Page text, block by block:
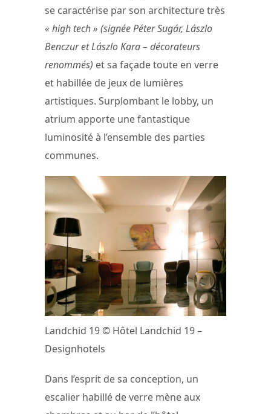
se caractérise par son architecture très
« high tech » (signée Péter Sugár, Lászlo
Benczur et Lászlo Kara – décorateurs
renommés) et sa façade toute en verre
et habillée de jeux de lumières
artistiques. Surplombant le lobby, un
atrium apporte une fantastique
luminosité à l’ensemble des parties
communes.
Landchid 19 © Hôtel Landchid 19 –
Designhotels
Dans l’esprit de sa conception, un
escalier habillé de verre mène aux